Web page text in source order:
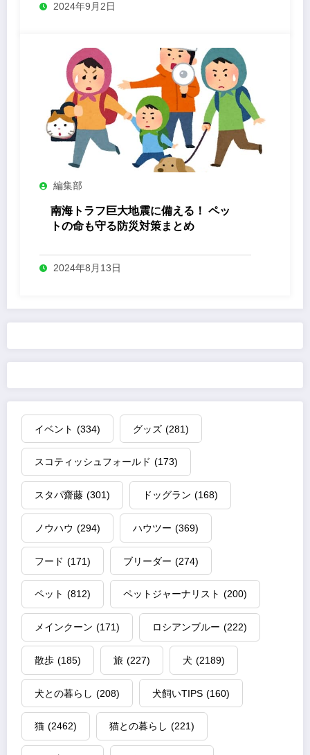
2024年9月2日
編集部
南海トラフ巨大地震に備える！ ペッ
トの命も守る防災対策まとめ
2024年8月13日
イベント (334) グッズ (281)
スコティッシュフォールド (173)
スタパ齋藤 (301) ドッグラン (168)
ノウハウ (294) ハウツー (369)
フード (171) ブリーダー (274)
ペット (812) ペットジャーナリスト (200)
メインクーン (171) ロシアンブルー (222)
散歩 (185) 旅 (227) 犬 (2189)
犬との暮らし (208) 犬飼いTIPS (160)
猫 (2462) 猫との暮らし (221)